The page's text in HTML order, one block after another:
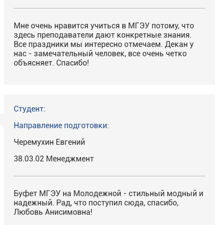
Мне очень нравится учиться в МГЭУ потому, что
здесь преподаватели дают конкретные знания.
Все праздники мы интересно отмечаем. Декан у
нас - замечательный человек, все очень четко
объясняет. Спасибо!
Студент:
Направление подготовки:
Черемухин Евгений
38.03.02 Менеджмент
Буфет МГЭУ на Молодежной - стильный модный и
надежный. Рад, что поступил сюда, спасибо,
Любовь Анисимовна!